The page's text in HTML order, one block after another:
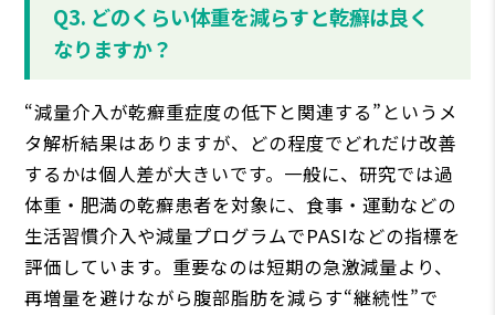
Q3. どのくらい体重を減らすと乾癬は良く
なりますか？
“減量介入が乾癬重症度の低下と関連する”というメ
タ解析結果はありますが、どの程度でどれだけ改善
するかは個人差が大きいです。一般に、研究では過
体重・肥満の乾癬患者を対象に、食事・運動などの
生活習慣介入や減量プログラムでPASIなどの指標を
評価しています。重要なのは短期の急激減量より、
再増量を避けながら腹部脂肪を減らす“継続性”で